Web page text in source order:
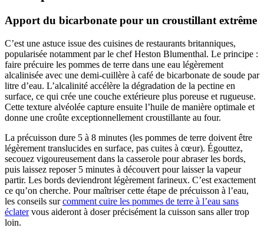
Apport du bicarbonate pour un croustillant extrême
C’est une astuce issue des cuisines de restaurants britanniques,
popularisée notamment par le chef Heston Blumenthal. Le principe :
faire précuire les pommes de terre dans une eau légèrement
alcalinisée avec une demi-cuillère à café de bicarbonate de soude par
litre d’eau. L’alcalinité accélère la dégradation de la pectine en
surface, ce qui crée une couche extérieure plus poreuse et rugueuse.
Cette texture alvéolée capture ensuite l’huile de manière optimale et
donne une croûte exceptionnellement croustillante au four.
La précuisson dure 5 à 8 minutes (les pommes de terre doivent être
légèrement translucides en surface, pas cuites à cœur). Égouttez,
secouez vigoureusement dans la casserole pour abraser les bords,
puis laissez reposer 5 minutes à découvert pour laisser la vapeur
partir. Les bords deviendront légèrement farineux. C’est exactement
ce qu’on cherche. Pour maîtriser cette étape de précuisson à l’eau,
les conseils surcomment cuire les pommes de terre à l’eau sans
éclatervous aideront à doser précisément la cuisson sans aller trop
loin.